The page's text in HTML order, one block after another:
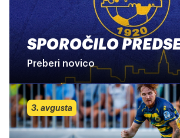
SPOROČILO
Preberi novico
3. avgusta